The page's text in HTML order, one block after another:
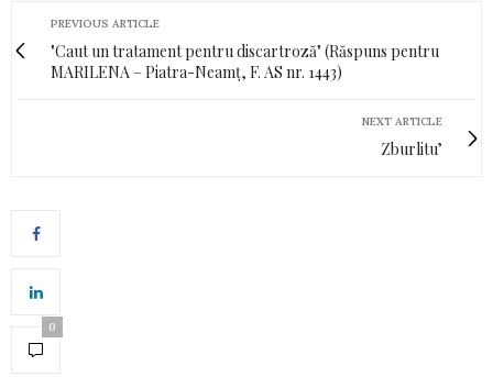
PREVIOUS ARTICLE
"Caut un tratament pentru discartroză" (Răspuns pentru
MARILENA – Piatra-Neamț, F. AS nr. 1443)
NEXT ARTICLE
Zburlitu’
0